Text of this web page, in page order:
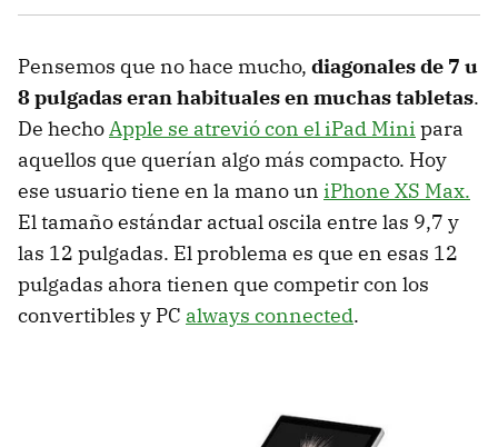
Pensemos que no hace mucho, diagonales de 7 u
8 pulgadas eran habituales en muchas tabletas.
De hechoApple se atrevió con el iPad Mini para
aquellos que querían algo más compacto. Hoy
ese usuario tiene en la mano un iPhone XS Max.
El tamaño estándar actual oscila entre las 9,7 y
las 12 pulgadas. El problema es que en esas 12
pulgadas ahora tienen que competir con los
convertibles y PC always connected.